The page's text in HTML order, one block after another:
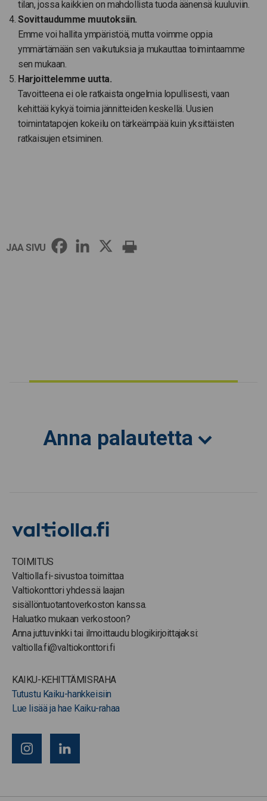
tilan, jossa kaikkien on mahdollista tuoda äänensä kuuluviin.
Sovittaudumme muutoksiin.
Emme voi hallita ympäristöä, mutta voimme oppia
ymmärtämään sen vaikutuksia ja mukauttaa toimintaamme
sen mukaan.
Harjoittelemme uutta.
Tavoitteena ei ole ratkaista ongelmia lopullisesti, vaan
kehittää kykyä toimia jännitteiden keskellä. Uusien
toimintatapojen kokeilu on tärkeämpää kuin yksittäisten
ratkaisujen etsiminen.
JAA SIVU
Anna palautetta
TOIMITUS
Valtiolla.fi-sivustoa toimittaa
Valtiokonttori yhdessä laajan
sisällöntuotantoverkoston kanssa.
Haluatko mukaan verkostoon?
Anna juttuvinkki tai ilmoittaudu blogikirjoittajaksi:
valtiolla.fi@valtiokonttori.fi
KAIKU-KEHITTÄMISRAHA
Tutustu Kaiku-hankkeisiin
Lue lisää ja hae Kaiku-rahaa